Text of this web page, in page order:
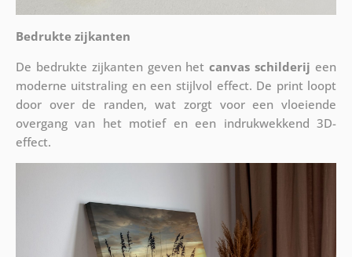
Bedrukte zijkanten
De bedrukte zijkanten geven hetcanvas schilderij een
moderne uitstraling en een stijlvol effect. De print loopt
door over de randen, wat zorgt voor een vloeiende
overgang van het motief en een indrukwekkend 3D-
effect.